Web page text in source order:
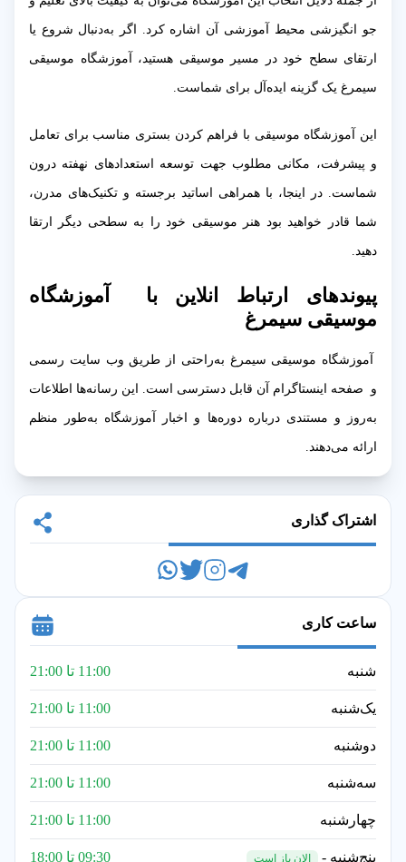
جو انگیزشی محیط آموزشی آن اشاره کرد. اگر به‌دنبال شروع یا
ارتقای سطح خود در مسیر موسیقی هستید، آموزشگاه موسیقی
سیمرغ یک گزینه ایده‌آل برای شماست.
این آموزشگاه موسیقی با فراهم کردن بستری مناسب برای تعامل
و پیشرفت، مکانی مطلوب جهت توسعه استعدادهای نهفته درون
شماست. در اینجا، با همراهی اساتید برجسته و تکنیک‌های مدرن،
شما قادر خواهید بود هنر موسیقی خود را به سطحی دیگر ارتقا
دهید.
پیوندهای ارتباط انلاین با آموزشگاه
موسیقی سیمرغ
آموزشگاه موسیقی سیمرغ به‌راحتی از طریق وب سایت رسمی
و صفحه اینستاگرام آن قابل دسترسی است. این رسانه‌ها اطلاعات
به‌روز و مستندی درباره دوره‌ها و اخبار آموزشگاه به‌طور منظم
ارائه می‌دهند.
اشتراک گذاری
ساعت کاری
شنبه 11:00 تا 21:00
یک‌شنبه 11:00 تا 21:00
دوشنبه 11:00 تا 21:00
سه‌شنبه 11:00 تا 21:00
چهارشنبه 11:00 تا 21:00
پنج‌شنبه - الان باز است 09:30 تا 18:00